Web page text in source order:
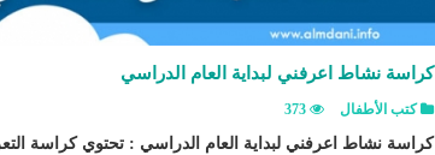
كراسة نشاط اعرفني لبداية العام الدراسي
كتب الأطفال 373
كراسة نشاط اعرفني لبداية العام الدراسي : تحتوي كراسة